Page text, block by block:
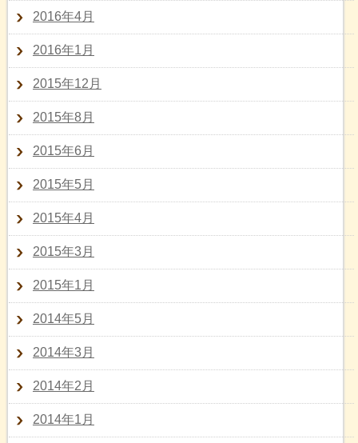
2016年4月
2016年1月
2015年12月
2015年8月
2015年6月
2015年5月
2015年4月
2015年3月
2015年1月
2014年5月
2014年3月
2014年2月
2014年1月